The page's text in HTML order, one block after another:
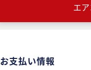
エ
お支払い情報